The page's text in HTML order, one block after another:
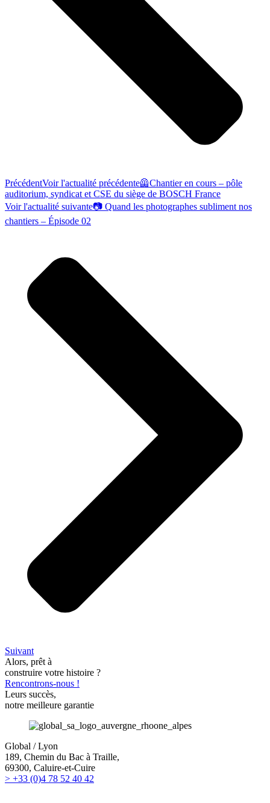
PrécédentVoir l'actualité précédente🦺Chantier en cours – pôle
auditorium, syndicat et CSE du siège de BOSCH France
Voir l'actualité suivante📷 Quand les photographes subliment nos
chantiers – Épisode 02
Suivant
Alors, prêt à
construire votre histoire ?
Rencontrons-nous !
Leurs succès,
notre meilleure garantie
Global / Lyon
189, Chemin du Bac à Traille,
69300, Caluire-et-Cuire
> +33 (0)4 78 52 40 42